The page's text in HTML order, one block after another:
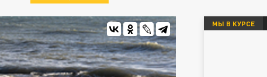
МЫ В КУРСЕ